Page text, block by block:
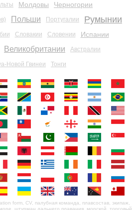
Молдовы Черногории
Польши Португалии Румынии
Словакии Словении Испании
Великобритании Австралии
Новой Гвинеи Тонги
form, CV, палубная команда, плавсостав, экипаж,
штурман дальнего плавания, морской, торговый